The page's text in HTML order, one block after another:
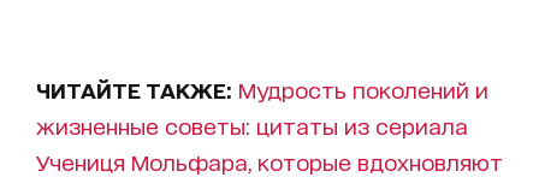
ЧИТАЙТЕ ТАКЖЕ: Мудрость поколений и
жизненные советы: цитаты из сериала
Учениця Мольфара, которые вдохновляют